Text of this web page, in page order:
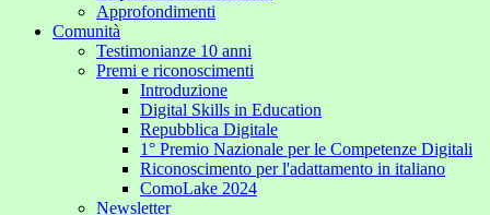
Approfondimenti
Comunità
Testimonianze 10 anni
Premi e riconoscimenti
Introduzione
Digital Skills in Education
Repubblica Digitale
1° Premio Nazionale per le Competenze Digitali
Riconoscimento per l'adattamento in italiano
ComoLake 2024
Newsletter